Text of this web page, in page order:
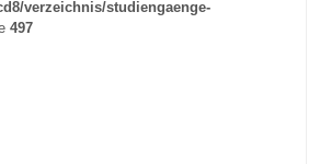
verzeichnis/studiengaenge-
497